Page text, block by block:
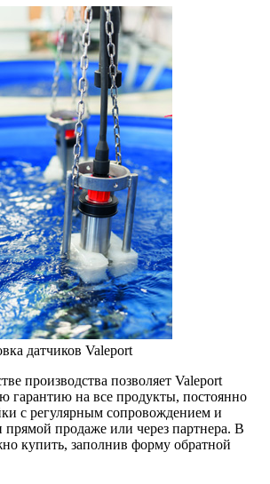
датчиков Valeport
производства позволяет Valeport
гарантию на все продукты, постоянно
с регулярным сопровождением и
продаже или через партнера. В
купить, заполнив форму обратной